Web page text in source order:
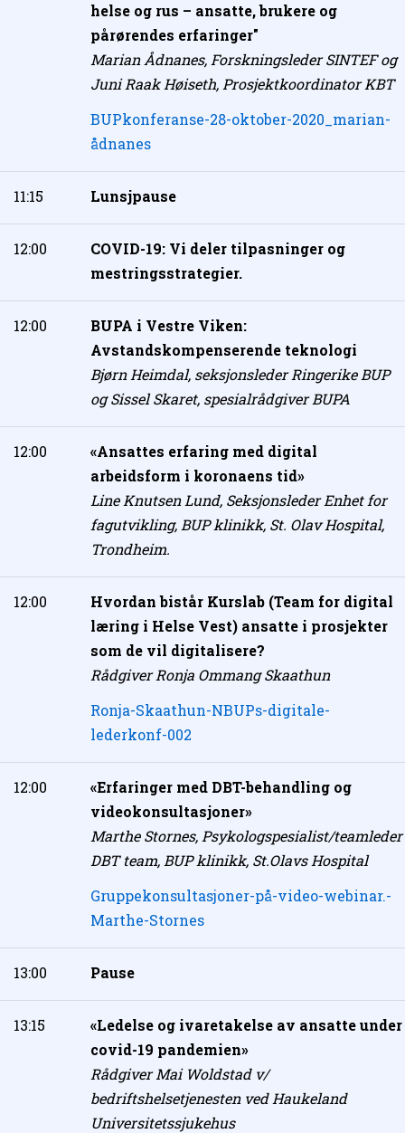
helse og rus – ansatte, brukere og
pårørendes erfaringer"
Marian Ådnanes, Forskningsleder SINTEF og
Juni Raak Høiseth, Prosjektkoordinator KBT
BUPkonferanse-28-oktober-2020_marian-
ådnanes
11:15 Lunsjpause
12:00
COVID-19: Vi deler tilpasninger og
mestringsstrategier.
12:00
BUPA i Vestre Viken:
Avstandskompenserende teknologi
Bjørn Heimdal, seksjonsleder Ringerike BUP
og Sissel Skaret, spesialrådgiver BUPA
12:00
«Ansattes erfaring med digital
arbeidsform i koronaens tid»
Line Knutsen Lund, Seksjonsleder Enhet for
fagutvikling, BUP klinikk, St. Olav Hospital,
Trondheim.
12:00
Hvordan bistår Kurslab (Team for digital
læring i Helse Vest) ansatte i prosjekter
som de vil digitalisere?
Rådgiver Ronja Ommang Skaathun
Ronja-Skaathun-NBUPs-digitale-
lederkonf-002
12:00
«Erfaringer med DBT-behandling og
videokonsultasjoner»
Marthe Stornes, Psykologspesialist/teamleder
DBT team, BUP klinikk, St.Olavs Hospital
Gruppekonsultasjoner-på-video-webinar.-
Marthe-Stornes
13:00 Pause
13:15
«Ledelse og ivaretakelse av ansatte under
covid-19 pandemien»
Rådgiver Mai Woldstad v/
bedriftshelsetjenesten ved Haukeland
Universitetssjukehus